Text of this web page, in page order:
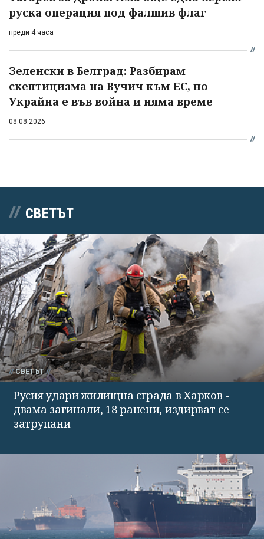
руска операция под фалшив флаг
преди 4 часа
Зеленски в Белград: Разбирам
скептицизма на Вучич към ЕС, но
Украйна е във война и няма време
08.08.2026
СВЕТЪТ
СВЕТЪТ
Русия удари жилищна сграда в Харков -
двама загинали, 18 ранени, издирват се
затрупани